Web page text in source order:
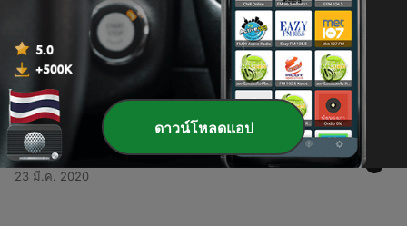
Regathering in Churches: What Will it Look Like?
28 พฤษภาคม 2020
-
Reaching Your Congregation with Powerful Remote
Capabilities with Matt Groves and Don Allensworth
16 เม.ย. 2020
1 - Being the Church During the COVID-19 Emergency
23 มี.ค. 2020
ดาวน์โหลดแอป